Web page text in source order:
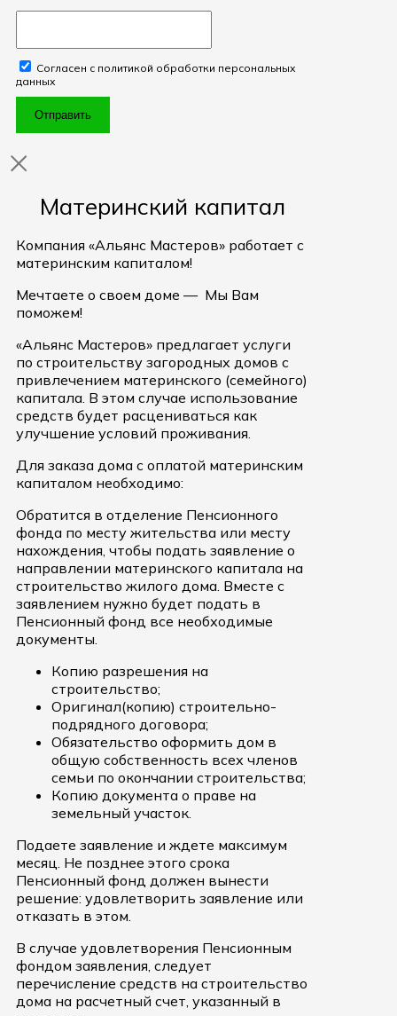
Согласен с политикой обработки персональных
данных
Отправить
Материнский капитал
Компания «Альянс Мастеров» работает с
материнским капиталом!
Мечтаете о своем доме — Мы Вам
поможем!
«Альянс Мастеров» предлагает услуги
по строительству загородных домов с
привлечением материнского (семейного)
капитала. В этом случае использование
средств будет расцениваться как
улучшение условий проживания.
Для заказа дома с оплатой материнским
капиталом необходимо:
Обратится в отделение Пенсионного
фонда по месту жительства или месту
нахождения, чтобы подать заявление о
направлении материнского капитала на
строительство жилого дома. Вместе с
заявлением нужно будет подать в
Пенсионный фонд все необходимые
документы.
Копию разрешения на
строительство;
Оригинал(копию) строительно-
подрядного договора;
Обязательство оформить дом в
общую собственность всех членов
семьи по окончании строительства;
Копию документа о праве на
земельный участок.
Подаете заявление и ждете максимум
месяц. Не позднее этого срока
Пенсионный фонд должен вынести
решение: удовлетворить заявление или
отказать в этом.
В случае удовлетворения Пенсионным
фондом заявления, следует
перечисление средств на строительство
дома на расчетный счет, указанный в